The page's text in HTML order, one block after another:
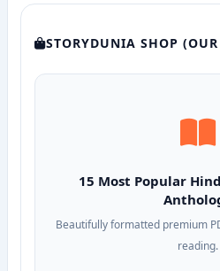
STORYDUNIA SHOP
15 Most Popular
Beautifully formatted premium
reading.